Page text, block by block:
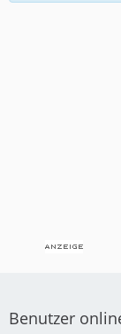
Benutzer